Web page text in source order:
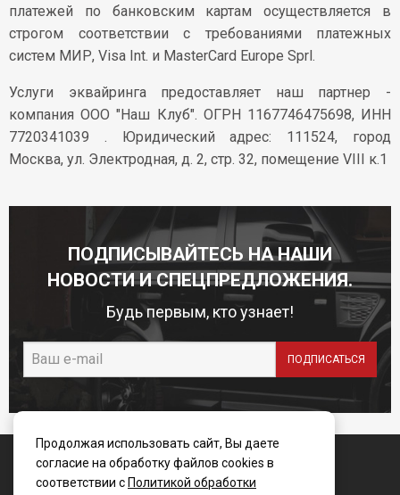
платежей по банковским картам осуществляется в
строгом соответствии с требованиями платежных
систем МИР, Visa Int. и MasterCard Europe Sprl.
Услуги эквайринга предоставляет наш партнер -
компания ООО "Наш Клуб". ОГРН 1167746475698, ИНН
7720341039 . Юридический адрес: 111524, город
Москва, ул. Электродная, д. 2, стр. 32, помещение VIII к.1
ПОДПИСЫВАЙТЕСЬ НА НАШИ
НОВОСТИ И СПЕЦПРЕДЛОЖЕНИЯ.
Будь первым, кто узнает!
© WINBO-Russia 2006 - 2025
Продолжая использовать сайт, Вы даете
согласие на обработку файлов cookies в
соответствии с Политикой обработки